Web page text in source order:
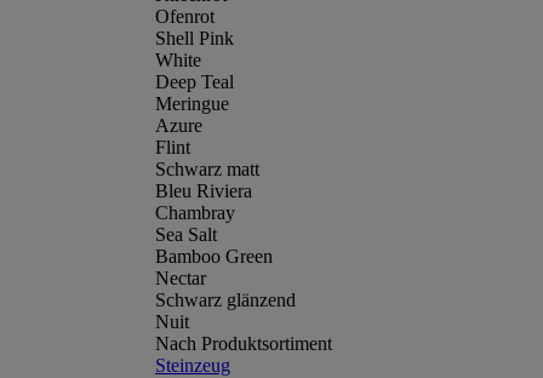
Ofenrot
Shell Pink
White
Deep Teal
Meringue
Azure
Flint
Schwarz matt
Bleu Riviera
Chambray
Sea Salt
Bamboo Green
Nectar
Schwarz glänzend
Nuit
Nach Produktsortiment
Steinzeug